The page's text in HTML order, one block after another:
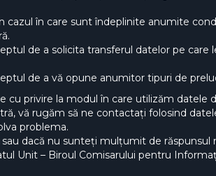
cazul în care sunt îndeplinite anumite
de a solicita transferul datelor pe
de a vă opune anumitor tipuri de
cu privire la modul în care utilizăm datele
vă rugăm să ne contactați folosind
problema.
dacă nu sunteți mulțumit de
Unit – Biroul Comisarului pentru